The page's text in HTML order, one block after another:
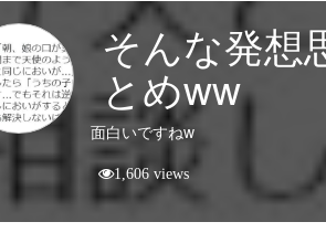
そんな発想
とめww
面白いですねw
1,606 views